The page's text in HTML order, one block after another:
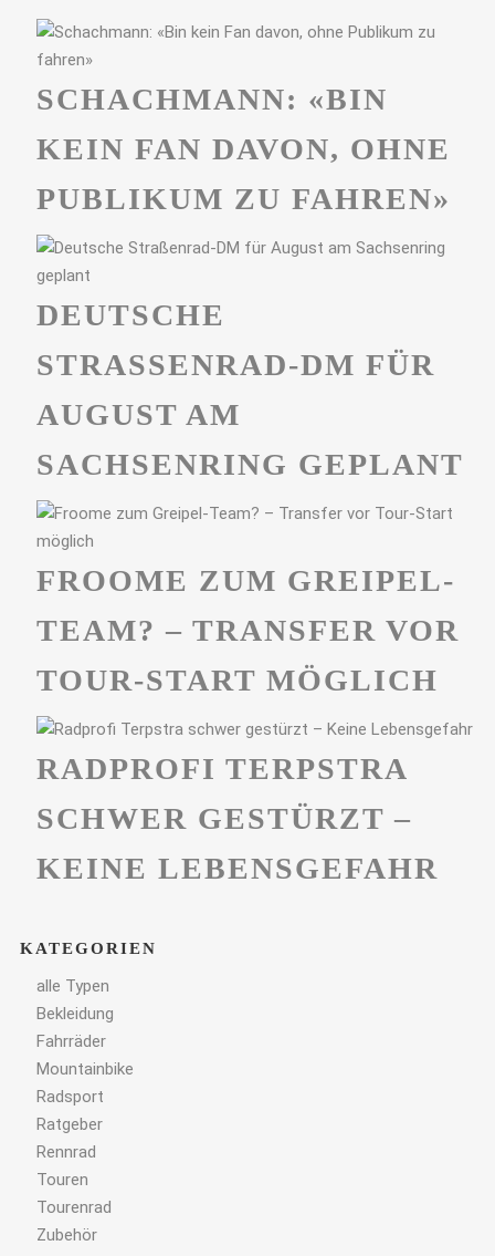
SCHACHMANN: «BIN
KEIN FAN DAVON, OHNE
PUBLIKUM ZU FAHREN»
DEUTSCHE
STRASSENRAD-DM FÜR A
UGUST AM S
ACHSENRING GEPLANT
FROOME ZUM GREIPEL-
TEAM? – TRANSFER VOR
TOUR-START MÖGLICH
RADPROFI TERPSTRA
SCHWER GESTÜRZT –
KEINE LEBENSGEFAHR
KATEGORIEN
alle Typen
Bekleidung
Fahrräder
Mountainbike
Radsport
Ratgeber
Rennrad
Touren
Tourenrad
Zubehör